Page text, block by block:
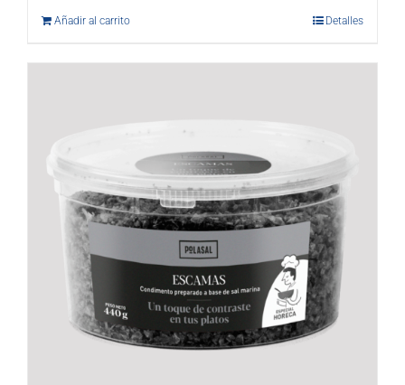
Añadir al carrito Detalles